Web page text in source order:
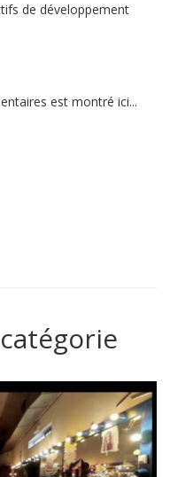
de développement
est montré ici...